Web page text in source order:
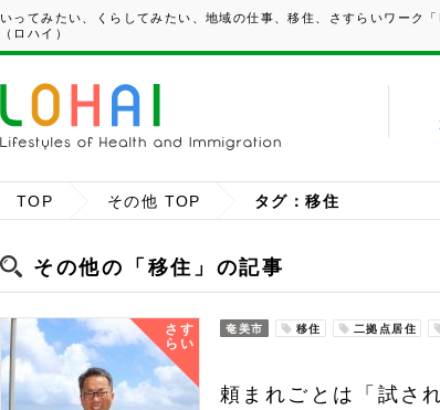
いってみたい、くらしてみたい、地域の仕事、移住、さすらいワーク「
（ロハイ）
TOP その他 TOP タグ：移住
その他の「移住」の記事
さす
らい
奄美市 移住 二拠点居住
頼まれごとは「試さ